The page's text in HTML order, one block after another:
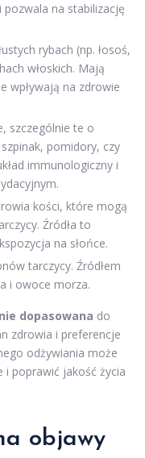
pozwala na stabilizację
rybach (np. łosoś,
włoskich. Mają
wpływają na zdrowie
szczególnie te o
pomidory, czy
immunologiczny i
kości, które mogą
Źródła to
na słońce.
tarczycy. Źródłem
i owoce morza.
dopasowana do
zdrowia i preferencje
odżywiania może
i poprawić jakość życia
objawy